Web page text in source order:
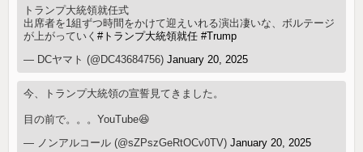
トランプ大統領就任式
出席者を1組ずつ時間をかけて迎えいれる演出凄いな、ボルテージ
が上がっていく#トランプ大統領就任 #Trump
— DCヤマト (@DC43684756)January 20, 2025
今、トランプ大統領の宣誓見てきました。
目の前で。。。YouTube😆
— ノンアルコール (@sZPszGeRtOCv0TV)January 20, 2025